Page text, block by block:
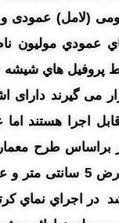
(لامل)
عمودي موليون
پروفيل هاي
می گیرند
براساس طرح
وال سیستم فیس کپ
در اجراي نماي